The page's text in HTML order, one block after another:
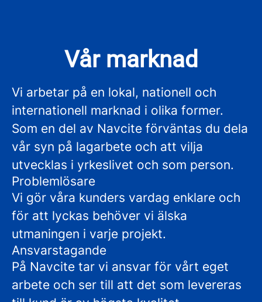
Vår marknad
Vi arbetar på en lokal, nationell och
internationell marknad i olika former.
Som en del av Navcite förväntas du dela
vår syn på lagarbete och att vilja
utvecklas i yrkeslivet och som person.
Problemlösare
Vi gör våra kunders vardag enklare och
för att lyckas behöver vi älska
utmaningen i varje projekt.
Ansvarstagande
På Navcite tar vi ansvar för vårt eget
arbete och ser till att det som levereras